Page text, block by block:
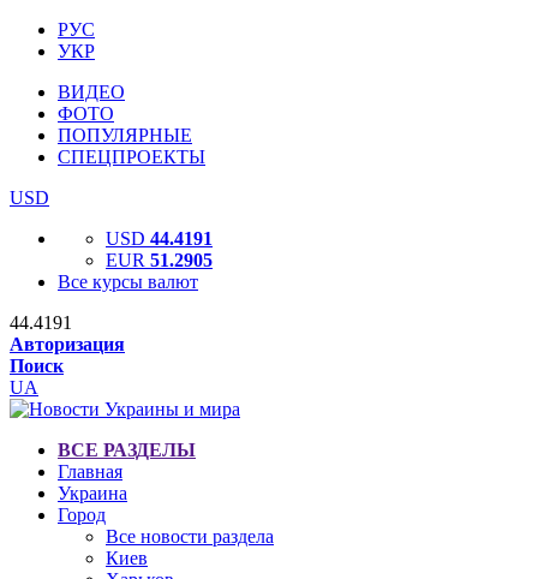
РУС
УКР
ВИДЕО
ФОТО
ПОПУЛЯРНЫЕ
СПЕЦПРОЕКТЫ
USD
USD 44.4191
EUR 51.2905
Все курсы валют
44.4191
Авторизация
Поиск
UA
ВСЕ РАЗДЕЛЫ
Главная
Украина
Город
Все новости раздела
Киев